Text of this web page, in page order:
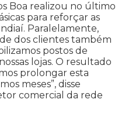
Boa realizou no último
para reforçar as
Paralelamente,
dos clientes também
postos de
lojas. O resultado
prolongar esta
meses”, disse
comercial da rede